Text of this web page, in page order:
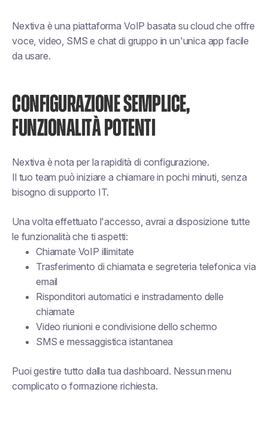
Nextiva è una piattaforma VoIP basata su cloud che offre
voce, video, SMS e chat di gruppo in un'unica app facile
da usare.
CONFIGURAZIONE SEMPLICE,
FUNZIONALITÀ POTENTI
Nextiva è nota per la rapidità di configurazione.
Il tuo team può iniziare a chiamare in pochi minuti, senza
bisogno di supporto IT.
Una volta effettuato l'accesso, avrai a disposizione tutte
le funzionalità che ti aspetti:
Chiamate VoIP illimitate
Trasferimento di chiamata e segreteria telefonica via
email
Risponditori automatici e instradamento delle
chiamate
Video riunioni e condivisione dello schermo
SMS e messaggistica istantanea
Puoi gestire tutto dalla tua dashboard. Nessun menu
complicato o formazione richiesta.